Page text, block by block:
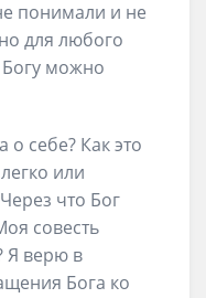
понимали и не
для любого
можно
себе? Как это
или
что Бог
совесть
Я верю в
Бога ко